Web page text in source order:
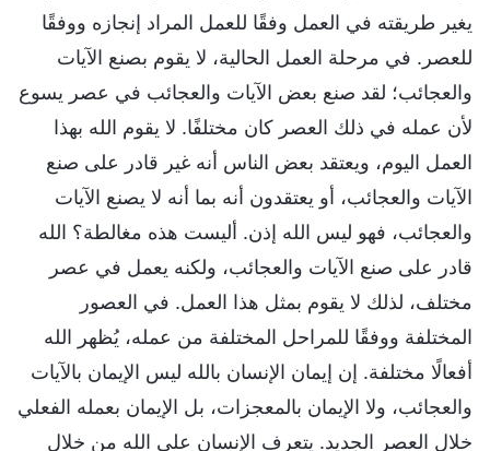
يغير طريقته في العمل وفقًا للعمل المراد إنجازه ووفقًا
للعصر. في مرحلة العمل الحالية، لا يقوم بصنع الآيات
والعجائب؛ لقد صنع بعض الآيات والعجائب في عصر يسوع
لأن عمله في ذلك العصر كان مختلفًا. لا يقوم الله بهذا
العمل اليوم، ويعتقد بعض الناس أنه غير قادر على صنع
الآيات والعجائب، أو يعتقدون أنه بما أنه لا يصنع الآيات
والعجائب، فهو ليس الله إذن. أليست هذه مغالطة؟ الله
قادر على صنع الآيات والعجائب، ولكنه يعمل في عصر
مختلف، لذلك لا يقوم بمثل هذا العمل. في العصور
المختلفة ووفقًا للمراحل المختلفة من عمله، يُظهر الله
أفعالًا مختلفة. إن إيمان الإنسان بالله ليس الإيمان بالآيات
والعجائب، ولا الإيمان بالمعجزات، بل الإيمان بعمله الفعلي
خلال العصر الجديد. يتعرف الإنسان على الله من خلال